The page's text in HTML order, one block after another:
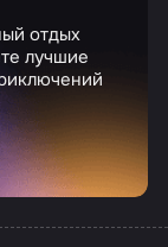
отдых
лучшие